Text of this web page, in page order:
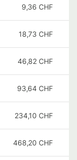
9,36 CHF
18,73 CHF
46,82 CHF
93,64 CHF
234,10 CHF
468,20 CHF